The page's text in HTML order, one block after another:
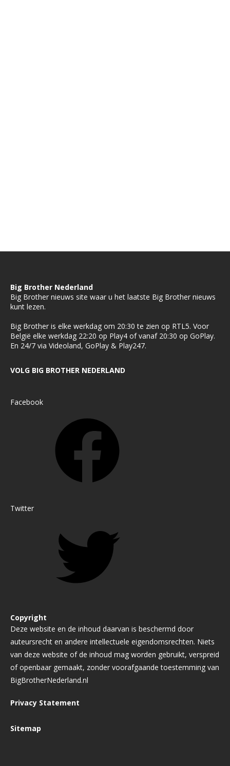
Big Brother Nederland
Big Brother nieuws site waar u het laatste Big Brother nieuws
kunt lezen.
Big Brother is elke werkdag om 20:30 te zien op RTL5. Voor
België elke werkdag 22:20 op Play4 of vanaf 20:30 op GoPlay.
En 24/7 via Videoland, GoPlay & Play247.
VOLG BIG BROTHER NEDERLAND
Facebook
Twitter
Copyright
Deze website en de inhoud daarvan is beschermd door
auteursrecht en andere intellectuele eigendomsrechten. Niets
van deze website of de inhoud mag worden gebruikt, verspreid
of openbaar gemaakt, zonder voorafgaande toestemming van
BigBrotherNederland.nl
Privacy Statement
Sitemap